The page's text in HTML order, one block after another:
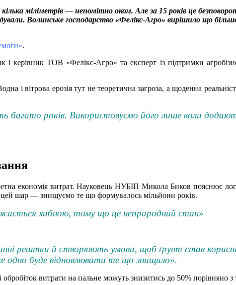
міліметрів — непомітно оком. Але за 15 років це
Волинське господарство «Фелікс-Агро» вирішило що
.
керівник ТОВ «Фелікс-Агро» та експерт із підтримки
і вітрова ерозія тут не теоретична загроза, а щоденна
років. Використовуємо його лише коли
економія витрат. Науковець НУБІП Микола Биков пояснює
шар — знищуємо те що формувалось мільйони років.
хибною, тому що це неприродний стан»
рештки й створюють умови, щоб ґрунт став
одно буде відновлювати те що знищило».
витрати на пальне можуть знизитись до 50% порівняно